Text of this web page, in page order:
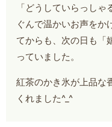
「どうしていらっし
ぐんで温かいお声をか
てからも、次の日も「
っていました。
紅茶のかき氷が上品な
くれました^_^